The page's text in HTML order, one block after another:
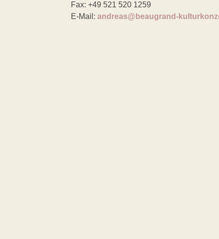
Fax: +49 521 520 1259
E-Mail: andreas@beaugrand-